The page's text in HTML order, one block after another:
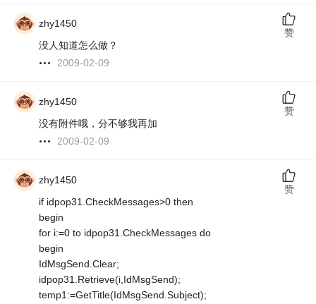
zhy1450
没人知道怎么做？
2009-02-09
赞
zhy1450
没有附件哦，分不够我再加
2009-02-09
赞
zhy1450
if idpop31.CheckMessages>0 then
begin
for i:=0 to idpop31.CheckMessages do
begin
IdMsgSend.Clear;
idpop31.Retrieve(i,IdMsgSend);
temp1:=GetTitle(IdMsgSend.Subject);
赞